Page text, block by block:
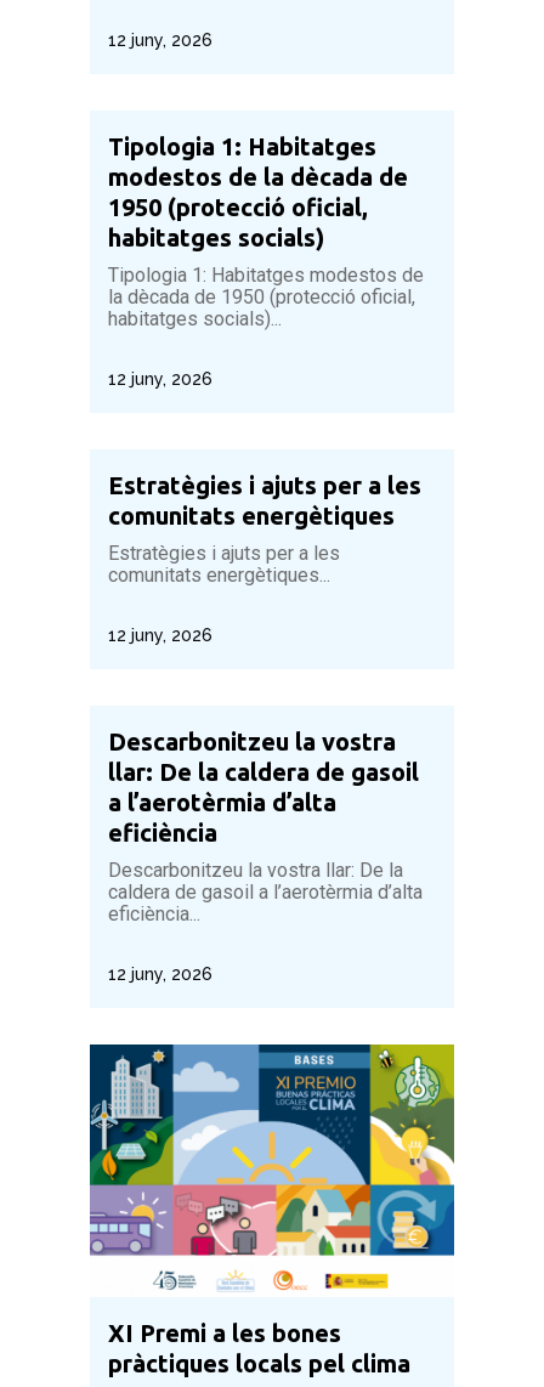
12 juny, 2026
Tipologia 1: Habitatges
modestos de la dècada de
1950 (protecció oficial,
habitatges socials)
Tipologia 1: Habitatges modestos de
la dècada de 1950 (protecció oficial,
habitatges socials)...
12 juny, 2026
Estratègies i ajuts per a les
comunitats energètiques
Estratègies i ajuts per a les
comunitats energètiques...
12 juny, 2026
Descarbonitzeu la vostra
llar: De la caldera de gasoil
a l’aerotèrmia d’alta
eficiència
Descarbonitzeu la vostra llar: De la
caldera de gasoil a l’aerotèrmia d’alta
eficiència...
12 juny, 2026
XI Premi a les bones
pràctiques locals pel clima